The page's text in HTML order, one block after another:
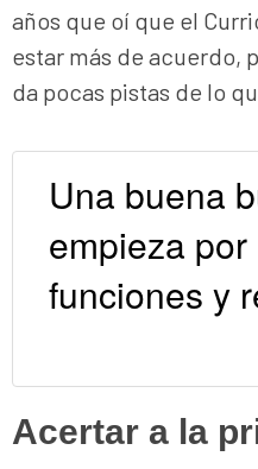
años que oí que el
estar más de acuerdo,
da pocas pistas de lo
Una buena
empieza
funciones y
Acertar a la